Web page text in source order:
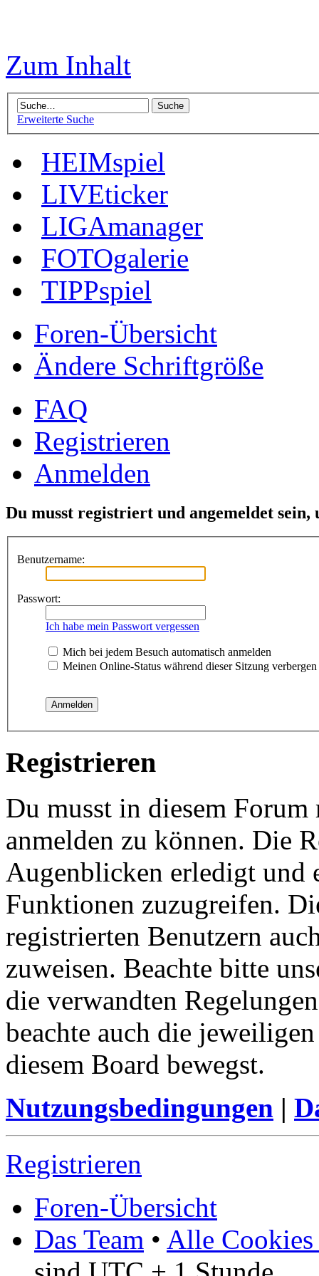
Zum Inhalt
Erweiterte Suche
HEIMspiel
LIVEticker
LIGAmanager
FOTOgalerie
TIPPspiel
Foren-Übersicht
Ändere Schriftgröße
FAQ
Registrieren
Anmelden
Du musst registriert und angemeldet
Benutzername:
Passwort:
Ich habe mein Passwort vergessen
Mich bei jedem Besuch automatisch anmelden
Meinen Online-Status während dieser Sitzung verbergen
Registrieren
Du musst in diesem
anmelden zu können. Die
Augenblicken erledigt und
Funktionen zuzugreifen.
registrierten Benutzern
zuweisen. Beachte bitte
die verwandten
beachte auch die
diesem Board bewegst.
Nutzungsbedingungen |
Registrieren
Foren-Übersicht
Das Team • Alle Cookies